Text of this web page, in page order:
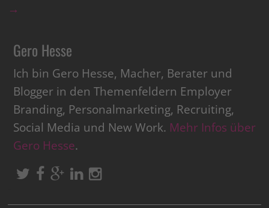
→
Gero Hesse
Ich bin Gero Hesse, Macher, Berater und
Blogger in den Themenfeldern Employer
Branding, Personalmarketing, Recruiting,
Social Media und New Work. Mehr Infos über
Gero Hesse.